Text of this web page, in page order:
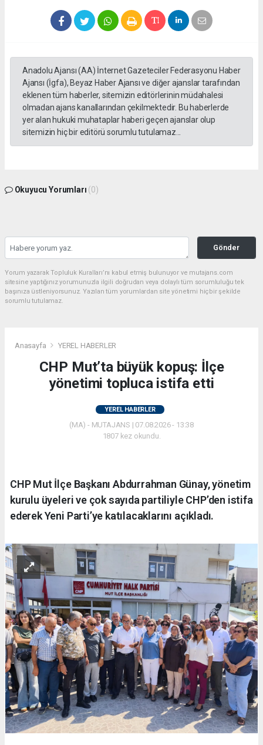
Anadolu Ajansı (AA) İnternet Gazeteciler Federasyonu Haber
Ajansı (İgfa), Beyaz Haber Ajansı ve diğer ajanslar tarafından
eklenen tüm haberler, sitemizin editörlerinin müdahalesi
olmadan ajans kanallarından çekilmektedir. Bu haberlerde
yer alan hukuki muhataplar haberi geçen ajanslar olup
sitemizin hiç bir editörü sorumlu tutulamaz...
Okuyucu Yorumları (0)
Gönder
Yorum yazarak Topluluk Kuralları’nı kabul etmiş bulunuyor ve mutajans.com
sitesine yaptığınız yorumunuzla ilgili doğrudan veya dolaylı tüm sorumluluğu tek
başınıza üstleniyorsunuz. Yazılan tüm yorumlardan site yönetimi hiçbir şekilde
sorumlu tutulamaz.
Anasayfa YEREL HABERLER
CHP Mut’ta büyük kopuş: İlçe
yönetimi topluca istifa etti
YEREL HABERLER
(MA) - MUTAJANS | 07.08.2026 - 13:38
1807 kez okundu.
CHP Mut İlçe Başkanı Abdurrahman Günay, yönetim
kurulu üyeleri ve çok sayıda partiliyle CHP’den istifa
ederek Yeni Parti’ye katılacaklarını açıkladı.